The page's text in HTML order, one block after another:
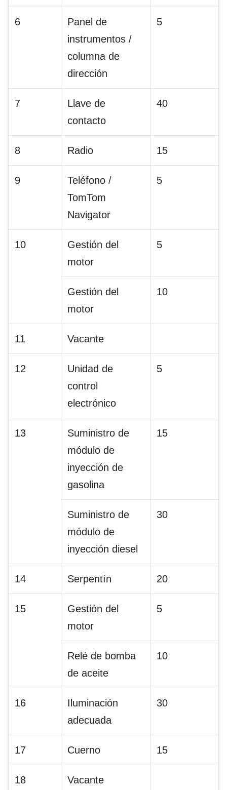
6
Panel de
instrumentos /
columna de
dirección
5
7
Llave de
contacto
40
8 Radio 15
9
Teléfono /
TomTom
Navigator
5
10
Gestión del
motor
5
Gestión del
motor
10
11 Vacante
12
Unidad de
control
electrónico
5
13
Suministro de
módulo de
inyección de
gasolina
15
Suministro de
módulo de
inyección diesel
30
14 Serpentín 20
15
Gestión del
motor
5
Relé de bomba
de aceite
10
16
Iluminación
adecuada
30
17 Cuerno 15
18 Vacante